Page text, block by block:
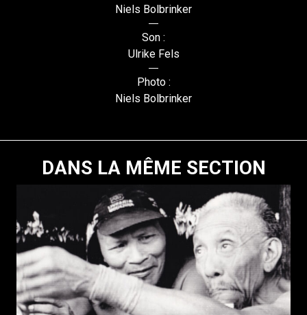
Niels Bolbrinker
Son :
Ulrike Fels
Photo :
Niels Bolbrinker
DANS LA MÊME SECTION